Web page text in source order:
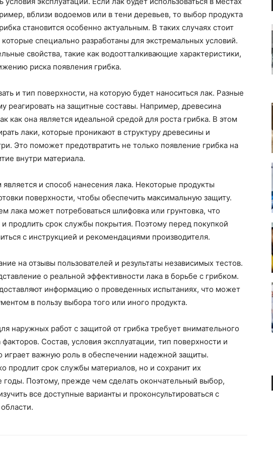
вблизи водоемов или в тени деревьев, то выбор продукта
становится особенно актуальным. В таких случаях стоит
специально разработаны для экстремальных условий.
свойства, такие как водоотталкивающие характеристики,
риска появления грибка.
и тип поверхности, на которую будет наноситься лак. Разные
реагировать на защитные составы. Например, древесина
как она является идеальной средой для роста грибка. В этом
лаки, которые проникают в структуру древесины и
Это поможет предотвратить не только появление грибка на
внутри материала.
и способ нанесения лака. Некоторые продукты
поверхности, чтобы обеспечить максимальную защиту.
лака может потребоваться шлифовка или грунтовка, что
и продлить срок службы покрытия. Поэтому перед покупкой
с инструкцией и рекомендациями производителя.
на отзывы пользователей и результаты независимых тестов.
о реальной эффективности лака в борьбе с грибком.
информацию о проведенных испытаниях, что может
в пользу выбора того или иного продукта.
наружных работ с защитой от грибка требует внимательного
Состав, условия эксплуатации, тип поверхности и
играет важную роль в обеспечении надежной защиты.
продлит срок службы материалов, но и сохранит их
годы. Поэтому, прежде чем сделать окончательный выбор,
все доступные варианты и проконсультироваться с